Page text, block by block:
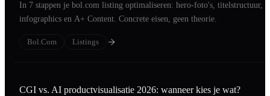
In 7 stappen je bol.com listing optimaliseren: hero-foto's, titelstructuur,
infographics en A+ Content. Concrete eisen, geen theorie.
Bol.com Listings
CGI vs. AI productvisualisatie 2026: wanneer kies je wat?